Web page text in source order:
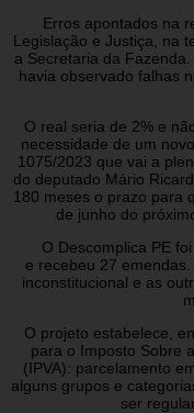
Erros apontados na
Legislação e Justiça, na
a Secretaria da
havia observado falhas
O real seria de 2% e
necessidade de um
1075/2023 que vai a
do deputado Mário
180 meses o prazo para
de junho do
O Descomplica PE
e recebeu 27
inconstitucional e as
O projeto estabelece,
para o Imposto Sobre
(IPVA): parcelamento
alguns grupos e
ser